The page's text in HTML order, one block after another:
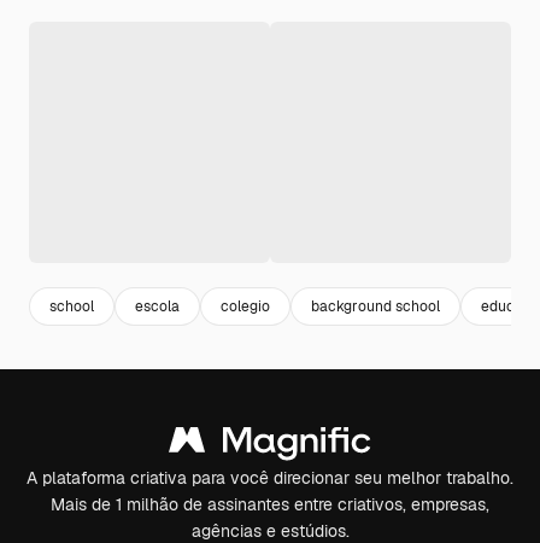
school escola colegio background school
A plataforma criativa para você direcionar seu melhor trabalho.
Mais de 1 milhão de assinantes entre criativos, empresas,
agências e estúdios.